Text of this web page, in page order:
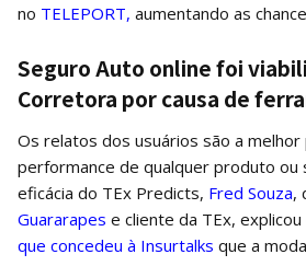
no TELEPORT, aumentando as
Seguro Auto online foi
Corretora por causa de
Os relatos dos usuários são a
performance de qualquer produto ou
eficácia do TEx Predicts, Fred Souza,
Guararapes e cliente da TEx, explicou
que concedeu à Insurtalks que a